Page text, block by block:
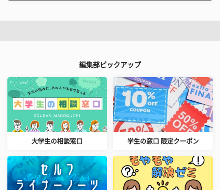
編集部ピックアップ
大学生の相談窓口 学生の窓口 限定クーポン